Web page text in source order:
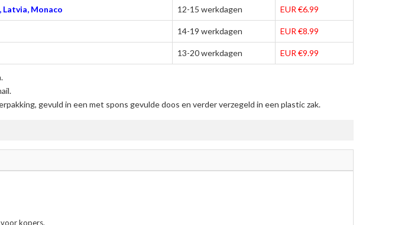
Latvia, Monaco 12-15 werkdagen EUR €6.99
14-19 werkdagen EUR €8.99
13-20 werkdagen EUR €9.99
gevuld in een met spons gevulde doos en verder verzegeld in een plastic zak.
voor kopers.